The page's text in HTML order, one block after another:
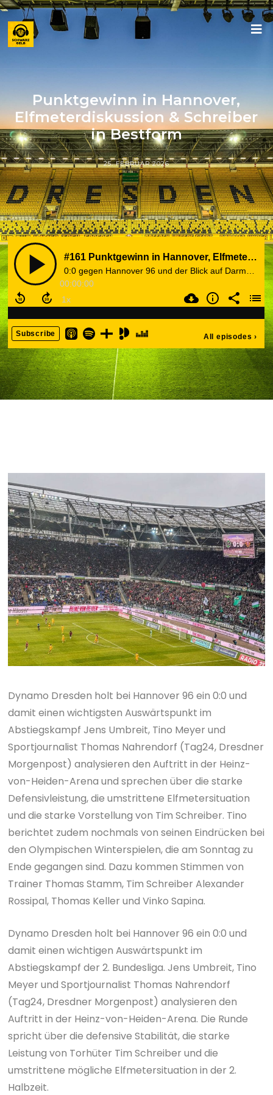
Punktgewinn in Hannover,
Elfmeterdiskussion & Schreiber
in Bestform
25. FEBRUAR 2026
Dynamo Dresden holt bei Hannover 96 ein 0:0 und
damit einen wichtigsten Auswärtspunkt im
Abstiegskampf Jens Umbreit, Tino Meyer und
Sportjournalist Thomas Nahrendorf (Tag24, Dresdner
Morgenpost) analysieren den Auftritt in der Heinz-
von-Heiden-Arena und sprechen über die starke
Defensivleistung, die umstrittene Elfmetersituation
und die starke Vorstellung von Tim Schreiber. Tino
berichtet zudem nochmals von seinen Eindrücken bei
den Olympischen Winterspielen, die am Sonntag zu
Ende gegangen sind. Dazu kommen Stimmen von
Trainer Thomas Stamm, Tim Schreiber Alexander
Rossipal, Thomas Keller und Vinko Sapina.
Dynamo Dresden holt bei Hannover 96 ein 0:0 und
damit einen wichtigen Auswärtspunkt im
Abstiegskampf der 2. Bundesliga. Jens Umbreit, Tino
Meyer und Sportjournalist Thomas Nahrendorf
(Tag24, Dresdner Morgenpost) analysieren den
Auftritt in der Heinz-von-Heiden-Arena. Die Runde
spricht über die defensive Stabilität, die starke
Leistung von Torhüter Tim Schreiber und die
umstrittene mögliche Elfmetersituation in der 2.
Halbzeit.